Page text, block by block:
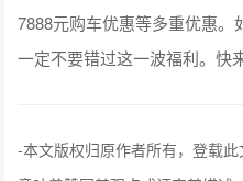
7888元购车优惠等多重优惠
一定不要错过这一波福利。快
-本文版权归原作者所有，登载